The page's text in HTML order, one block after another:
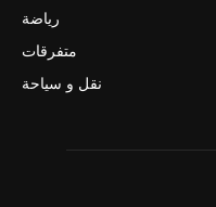
رياضة
متفرقات
نقل و سياحة